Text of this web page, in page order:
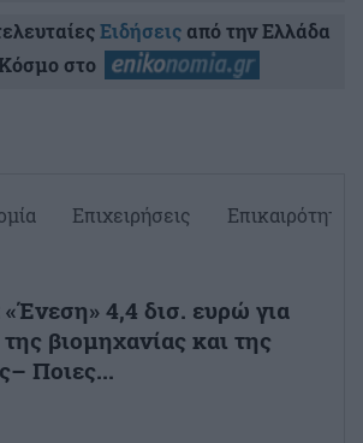
Ειδήσειςαπό την Ελλάδα
στο
Επιχειρήσεις Επικαιρότητα
«Ένεση» 4,4 δισ. ευρώ για
βιομηχανίας και της
Ποιες...